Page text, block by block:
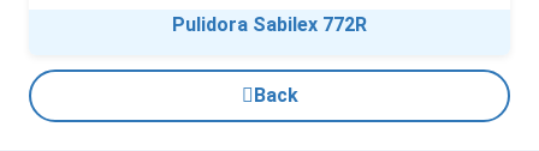
Pulidora Sabilex 772R
Back